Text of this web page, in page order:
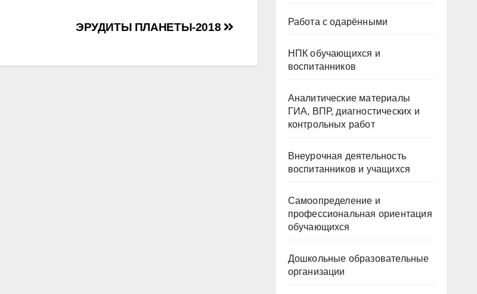
ЭРУДИТЫ ПЛАНЕТЫ-2018 Работа с одарёнными
НПК обучающихся и
воспитанников
Аналитические материалы
ГИА, ВПР, диагностических и
контрольных работ
Внеурочная деятельность
воспитанников и учащихся
Самоопределение и
профессиональная ориентация
обучающихся
Дошкольные образовательные
организации